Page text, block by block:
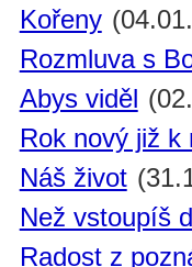
Kořeny
Rozmluva s
Abys viděl
Rok nový již k
Náš život
Než vstoupíš
Radost z